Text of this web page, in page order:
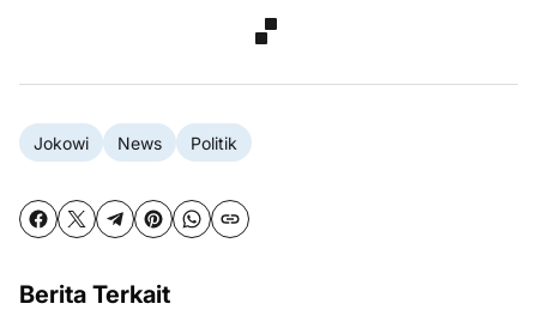
Jokowi News Politik
Berita Terkait